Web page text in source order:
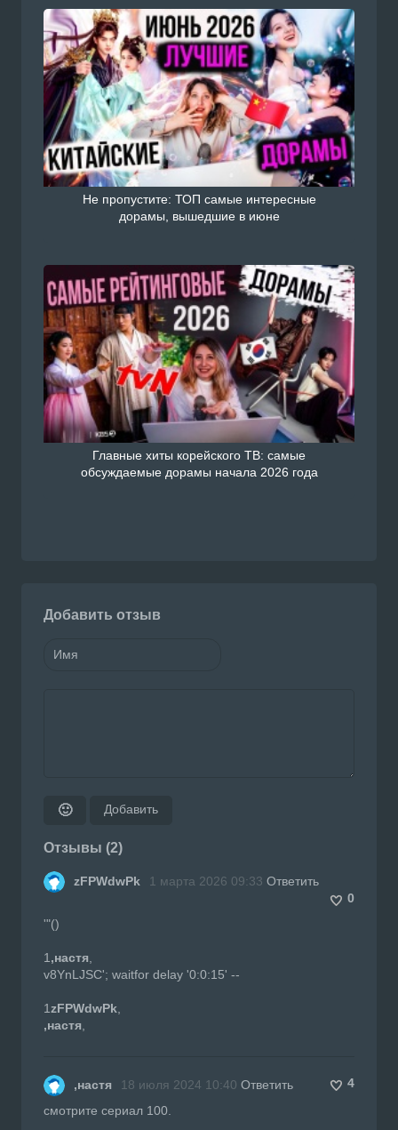
Не пропустите: ТОП самые интересные
дорамы, вышедшие в июне
Главные хиты корейского ТВ: самые
обсуждаемые дорамы начала 2026 года
Добавить отзыв
🙂 Добавить
Отзывы (2)
zFPWdwPk 1 марта 2026 09:33 Ответить
0
'"()
1,настя,
v8YnLJSC'; waitfor delay '0:0:15' --
1zFPWdwPk,
,настя,
,настя 18 июля 2024 10:40 Ответить
4
смотрите сериал 100.